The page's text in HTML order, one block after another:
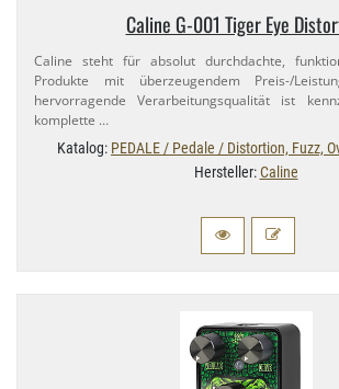
Caline G-​001 Tiger Eye
Caline steht für absolut durchdachte,
Produkte mit überzeugendem Preis-​/
hervorragende Verarbeitungsqualität ist
komplette …
Katalog: PEDALE / Pedale / Distortion, Fuzz,
Hersteller:Caline